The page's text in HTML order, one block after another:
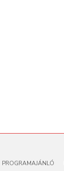
PROGRAMAJÁNLÓ